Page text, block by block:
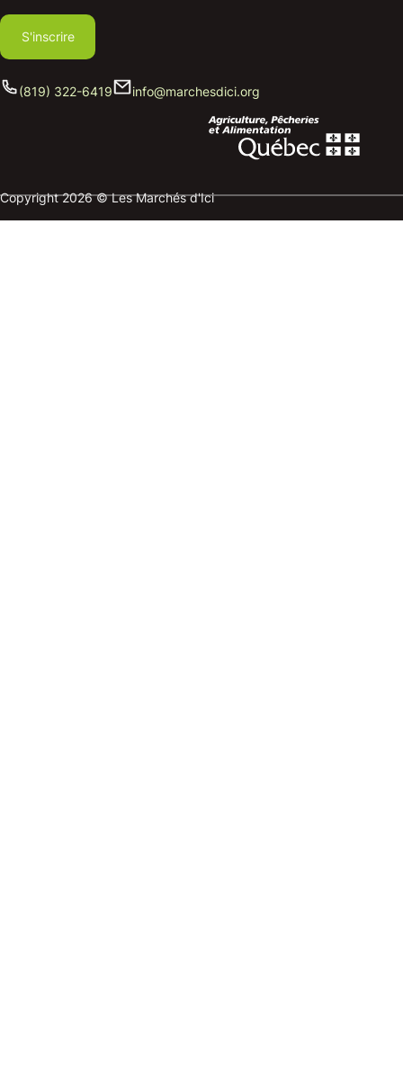
S'inscrire
(819) 322-6419 info@marchesdici.org
Copyright 2026 © Les Marchés d'Ici